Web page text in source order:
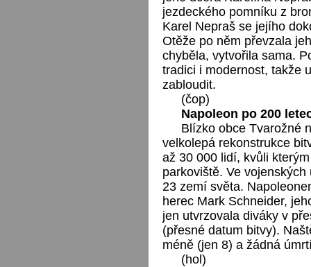
jezdeckého pomníku z
Karel Nepraš se jejího
Otěže po něm převzala
chyběla, vytvořila sama.
tradici i modernost, takže
zabloudit.
(čop)
Napoleon po 200
Blízko obce Tvarožné
velkolepá rekonstrukce
až 30 000 lidí, kvůli
parkoviště. Ve
23 zemí světa.
herec Mark Schneider,
jen utvrzovala diváky v
(přesné datum bitvy).
méně (jen 8) a žádná
(hol)